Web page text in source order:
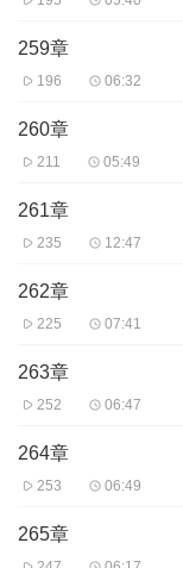
259章
196 06:32
260章
211 05:49
261章
235 12:47
262章
225 07:41
263章
252 06:47
264章
253 06:49
265章